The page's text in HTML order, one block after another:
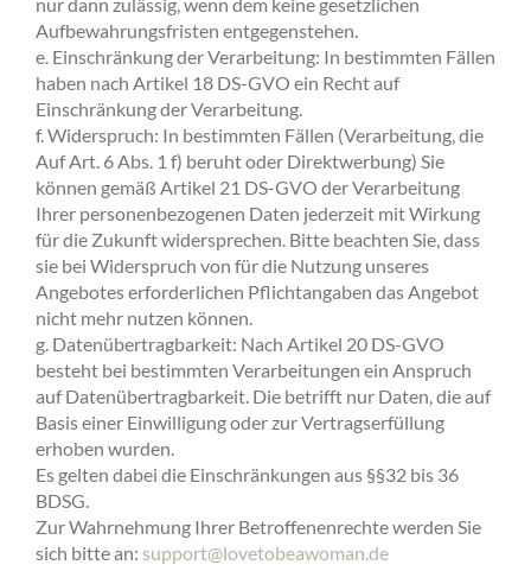
Aufbewahrungsfristen entgegenstehen.
e. Einschränkung der Verarbeitung: In bestimmten Fällen
haben nach Artikel 18 DS-GVO ein Recht auf
Einschränkung der Verarbeitung.
f. Widerspruch: In bestimmten Fällen (Verarbeitung, die
Auf Art. 6 Abs. 1 f) beruht oder Direktwerbung) Sie
können gemäß Artikel 21 DS-GVO der Verarbeitung
Ihrer personenbezogenen Daten jederzeit mit Wirkung
für die Zukunft widersprechen. Bitte beachten Sie, dass
sie bei Widerspruch von für die Nutzung unseres
Angebotes erforderlichen Pflichtangaben das Angebot
nicht mehr nutzen können.
g. Datenübertragbarkeit: Nach Artikel 20 DS-GVO
besteht bei bestimmten Verarbeitungen ein Anspruch
auf Datenübertragbarkeit. Die betrifft nur Daten, die auf
Basis einer Einwilligung oder zur Vertragserfüllung
erhoben wurden.
Es gelten dabei die Einschränkungen aus §§32 bis 36
BDSG.
Zur Wahrnehmung Ihrer Betroffenenrechte werden Sie
sich bitte an: support@lovetobeawoman.de